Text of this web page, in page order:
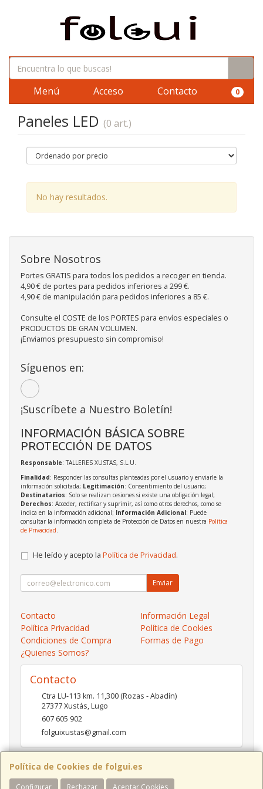
Menú Acceso Contacto 0
Paneles LED (0 art.)
No hay resultados.
Política de Cookies de folgui.es
Configurar Rechazar Aceptar Cookies
Sobre Nosotros
Portes GRATIS para todos los pedidos a recoger en tienda.
4,90 € de portes para pedidos inferiores a 299 €.
4,90 € de manipulación para pedidos inferiores a 85 €.
Consulte el COSTE de los PORTES para envíos especiales o
PRODUCTOS DE GRAN VOLUMEN.
¡Enviamos presupuesto sin compromiso!
Síguenos en:
¡Suscríbete a Nuestro Boletín!
INFORMACIÓN BÁSICA SOBRE
PROTECCIÓN DE DATOS
Responsable: TALLERES XUSTAS, S.L.U.
Finalidad: Responder las consultas planteadas por el usuario y enviarle la
información solicitada; Legitimación: Consentimiento del usuario;
Destinatarios: Solo se realizan cesiones si existe una obligación legal;
Derechos: Acceder, rectificar y suprimir, así como otros derechos, como se
indica en la información adicional; Información Adicional: Puede
consultar la información completa de Protección de Datos en nuestra Política
de Privacidad.
He leído y acepto la Política de Privacidad.
Enviar
Contacto
Información Legal
Política Privacidad
Política de Cookies
Condiciones de Compra
Formas de Pago
¿Quienes Somos?
Contacto
Ctra LU-113 km. 11,300 (Rozas - Abadín)
27377Xustás,Lugo
607 605 902
folguixustas@gmail.com
Horario